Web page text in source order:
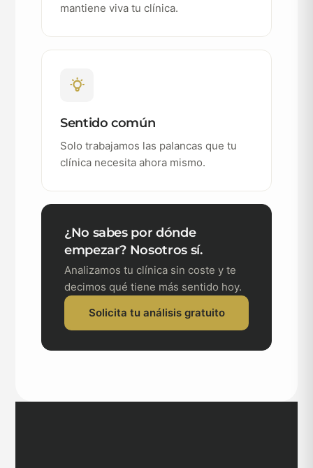
mantiene viva tu clínica.
Sentido común
Solo trabajamos las palancas que tu
clínica necesita ahora mismo.
¿No sabes por dónde
empezar? Nosotros sí.
Analizamos tu clínica sin coste y te
decimos qué tiene más sentido hoy.
Solicita tu análisis gratuito